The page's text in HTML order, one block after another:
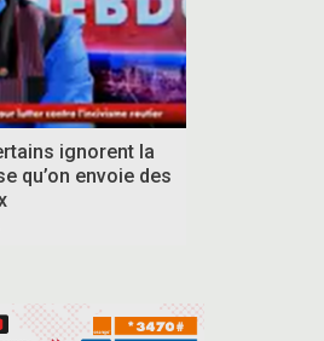
ignorent la
qu’on envoie des